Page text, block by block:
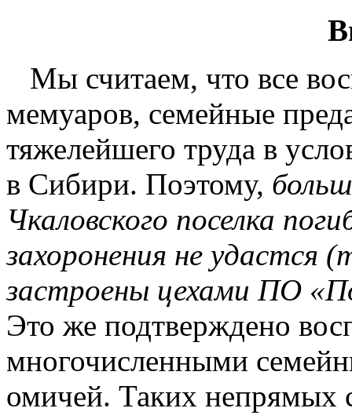
Мы считаем, что все
мемуаров, семейные
тяжелейшего труда в
в Сибири. Поэтому,
Чкаловского поселка
захоронения не удастся
застроены цехами ПО
Это же подтверждено
многочисленными
омичей. Таких непрямых